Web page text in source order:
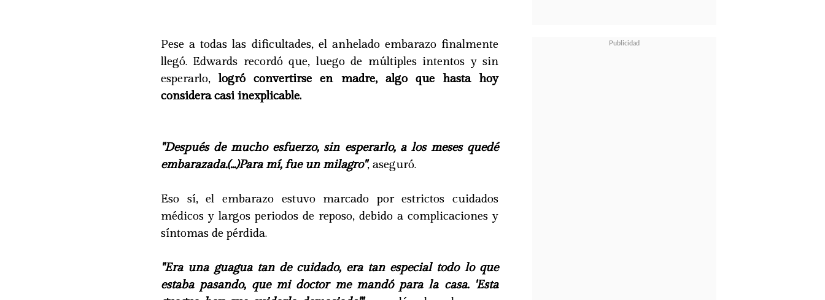
Pese a todas las dificultades, el anhelado embarazo finalmente
llegó. Edwards recordó que, luego de múltiples intentos y sin
esperarlo, logró convertirse en madre, algo que hasta hoy
considera casi inexplicable.
"Después de mucho esfuerzo, sin esperarlo, a los meses quedé
embarazada.(...)Para mí, fue un milagro", aseguró.
Eso sí, el embarazo estuvo marcado por estrictos cuidados
médicos y largos periodos de reposo, debido a complicaciones y
síntomas de pérdida.
"Era una guagua tan de cuidado, era tan especial todo lo que
estaba pasando, que mi doctor me mandó para la casa. 'Esta